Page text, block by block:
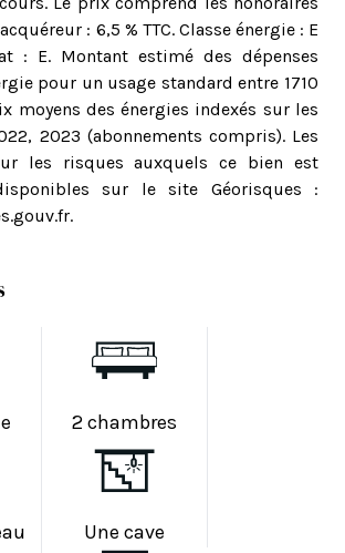
: 6,5 % TTC. Classe énergie : E
: E. Montant estimé des dépenses
pour un usage standard entre 1710
moyens des énergies indexés sur les
2023 (abonnements compris). Les
les risques auxquels ce bien est
sur le site Géorisques :
2 chambres
Une cave